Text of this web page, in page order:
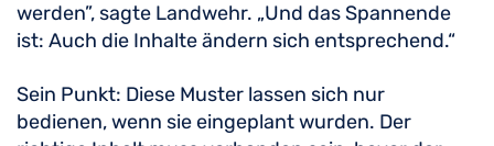
werden”, sagte Landwehr. „Und das Spannende
ist: Auch die Inhalte ändern sich entsprechend.“
Sein Punkt: Diese Muster lassen sich nur
bedienen, wenn sie eingeplant wurden. Der